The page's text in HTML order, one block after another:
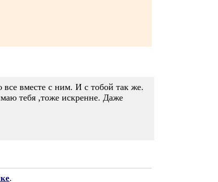
вместе с ним. И с тобой так же.
тебя ,тоже искренне. Даже
.